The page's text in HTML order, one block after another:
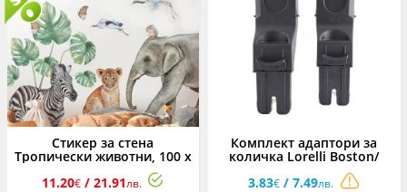
Стикер за стена
Тропически животни, 100 х
11.20€ / 21.91лв.
Комплект адаптори за
количка Lorelli Boston/
автостол Comet
3.83€ / 7.49лв.